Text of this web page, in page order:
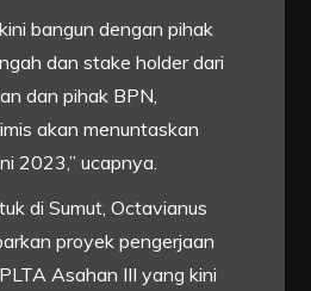
bangun dengan pihak
dan stake holder dari
dan pihak BPN,
akan menuntaskan
2023,” ucapnya.
di Sumut, Octavianus
proyek pengerjaan
Asahan III yang kini